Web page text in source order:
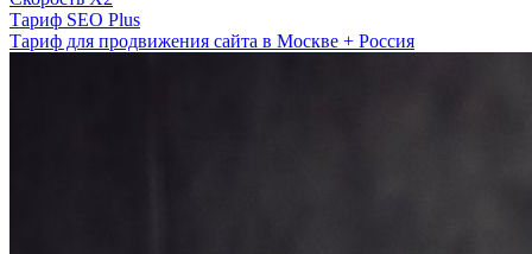
Тариф SEO Plus
Тариф для продвижения сайта в Москве + Россия